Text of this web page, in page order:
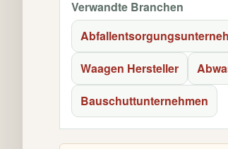
Verwandte Branchen
Waagen Hersteller
Bauschuttunternehmen